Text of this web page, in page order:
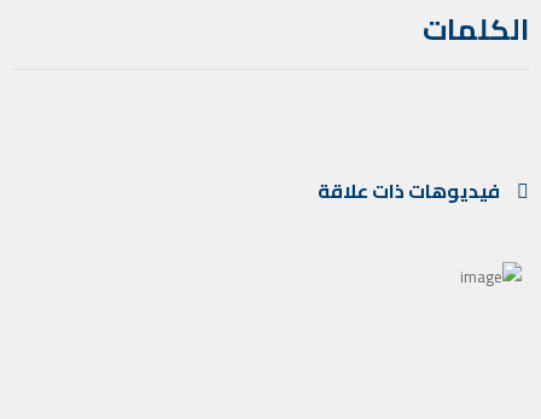
الكلمات
فيديوهات ذات علاقة